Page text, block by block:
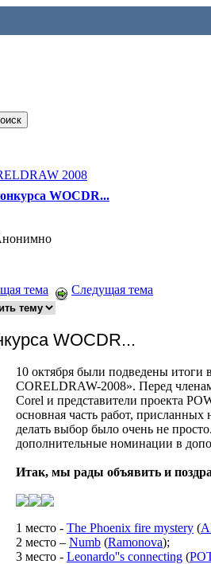
2008
WOCDR...
тема Следущая тема
WOCDR...
10 октября были подведены итоги
CORELDRAW-2008». Перед
Corel и представители проекта
основная часть работ,
делать выбор было очень не
дополнительные номинации в
Итак, мы рады объявить и
1 место - The Phoenix fire mystery (
2 место – Numb (Ramonova);
3 место - Leonardo''s connecting (